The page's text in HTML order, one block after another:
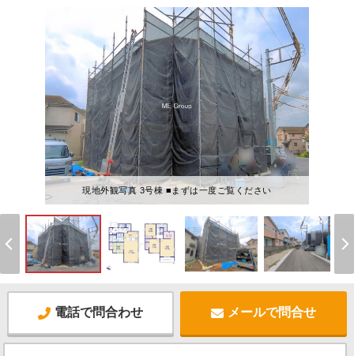
現地外観写真 3号棟 ■まずは一度ご覧ください
電話で問合わせ メールで問合せ